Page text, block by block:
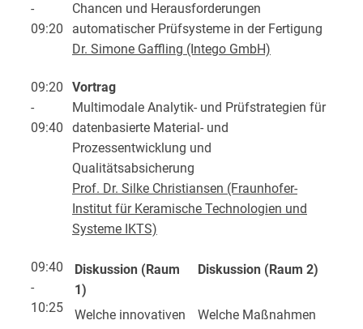
-
09:20
Chancen und Herausforderungen
automatischer Prüfsysteme in der Fertigung
Dr. Simone Gaffling (Intego GmbH)
09:20
-
09:40
Vortrag
Multimodale Analytik- und Prüfstrategien für
datenbasierte Material- und
Prozessentwicklung und
Qualitätsabsicherung
Prof. Dr. Silke Christiansen (Fraunhofer-
Institut für Keramische Technologien und
Systeme IKTS)
09:40
-
10:25
Diskussion (Raum
1)
Diskussion (Raum 2)
Welche innovativen
Welche Maßnahmen